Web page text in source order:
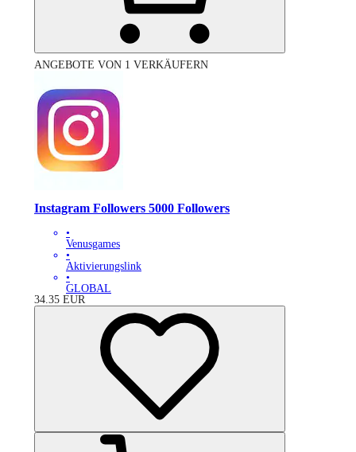
ANGEBOTE VON 1 VERKÄUFERN
Instagram Followers 5000 Followers
•
Venusgames
•
Aktivierungslink
•
GLOBAL
34.35 EUR